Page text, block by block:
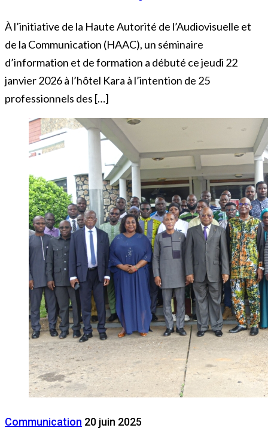
À l’initiative de la Haute Autorité de l’Audiovisuelle et
de la Communication (HAAC), un séminaire
d’information et de formation a débuté ce jeudi 22
janvier 2026 à l’hôtel Kara à l’intention de 25
professionnels des […]
Communication 20 juin 2025